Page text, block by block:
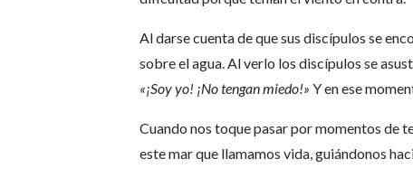
Al darse cuenta de que sus discípulos se
sobre el agua. Al verlo los discípulos se
«¡Soy yo! ¡No tengan miedo!» Y en ese
Cuando nos toque pasar por momentos de
este mar que llamamos vida, guiándonos